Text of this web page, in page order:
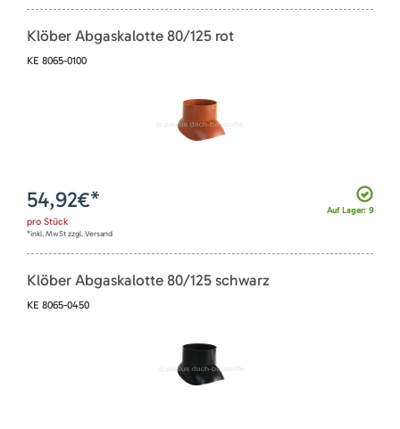
Klöber Abgaskalotte 80/125 rot
KE 8065-0100
Auf Lager: 9
54,92€*
pro Stück
*inkl. MwSt zzgl. Versand
Klöber Abgaskalotte 80/125 schwarz
KE 8065-0450